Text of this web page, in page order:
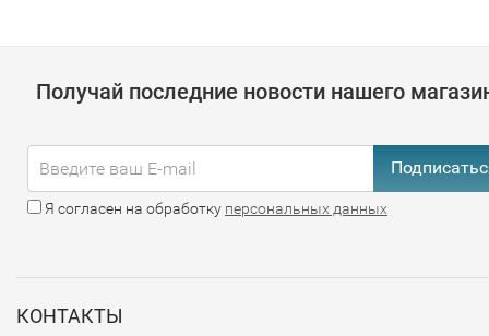
Получай последние новости нашего
Я согласен на обработку персональных данных
КОНТАКТЫ